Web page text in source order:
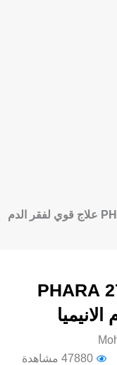
سعر و ارشادات فرافيرو 27 PHARA FERO علاج قوي لفقر الدم
سعر و ارشادات فرافيرو 27 PHARA
47880 مشاهدة